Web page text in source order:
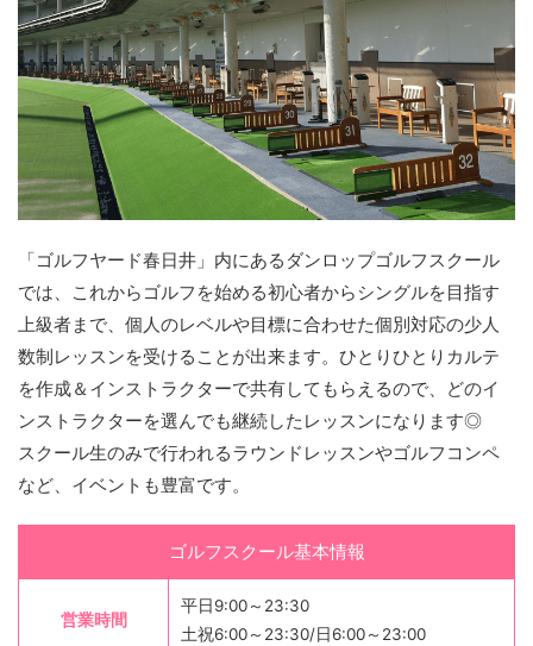
「ゴルフヤード春日井」内にあるダンロップゴルフスクール
では、これからゴルフを始める初心者からシングルを目指す
上級者まで、個人のレベルや目標に合わせた個別対応の少人
数制レッスンを受けることが出来ます。ひとりひとりカルテ
を作成＆インストラクターで共有してもらえるので、どのイ
ンストラクターを選んでも継続したレッスンになります◎
スクール生のみで行われるラウンドレッスンやゴルフコンペ
など、イベントも豊富です。
ゴルフスクール基本情報
営業時間
平日9:00～23:30
土祝6:00～23:30/日6:00～23:00